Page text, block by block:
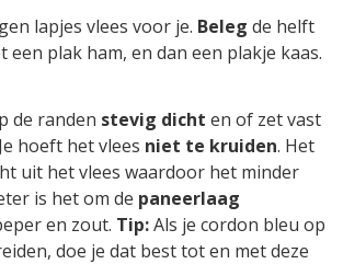
lapjes vlees voor je. Beleg de helft
een plak ham, en dan een plakje kaas.
de randen stevig dicht en of zet vast
hoeft het vlees niet te kruiden. Het
uit het vlees waardoor het minder
is het om de paneerlaag
en zout. Tip:Als je cordon bleu op
doe je dat best tot en met deze